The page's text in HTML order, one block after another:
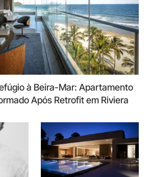
à Beira-Mar: Apartamento
Após Retrofit em Riviera